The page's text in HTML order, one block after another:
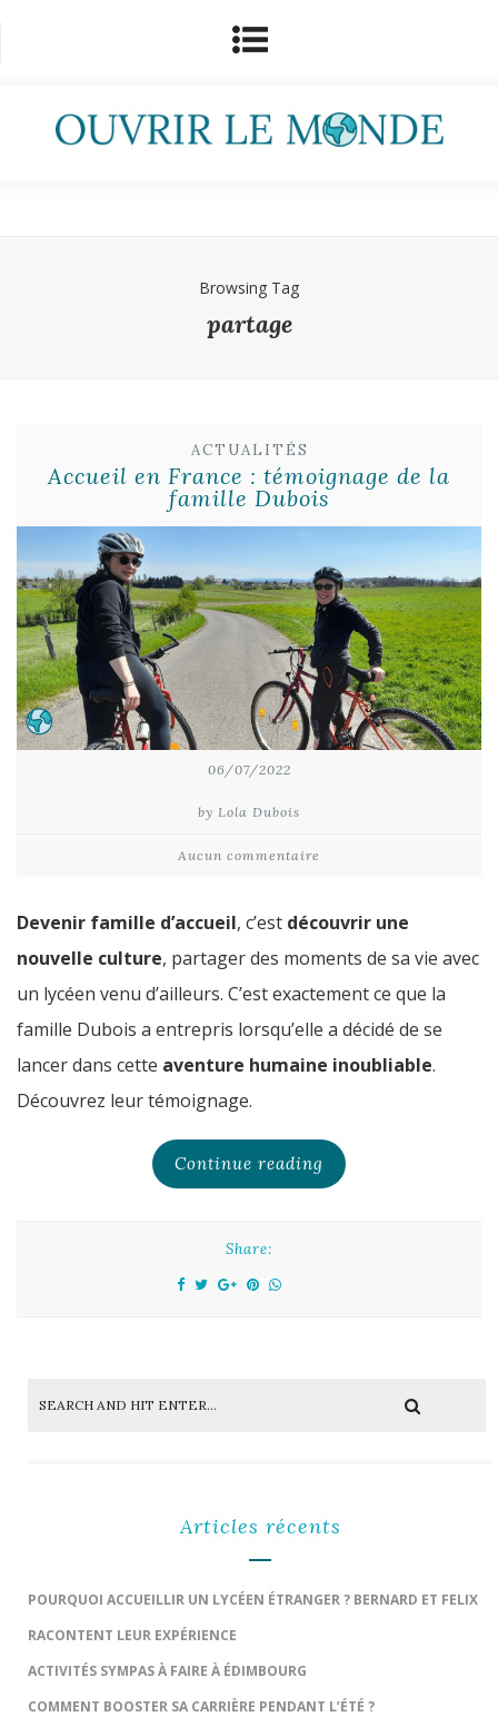
Browsing Tag
partage
ACTUALITÉS
Accueil en France : témoignage de la
famille Dubois
06/07/2022
by Lola Dubois
Aucun commentaire
Devenir famille d’accueil, c’est découvrir une
nouvelle culture, partager des moments de sa vie avec
un lycéen venu d’ailleurs. C’est exactement ce que la
famille Dubois a entrepris lorsqu’elle a décidé de se
lancer dans cette aventure humaine inoubliable.
Découvrez leur témoignage.
Continue reading
Share:
Articles récents
POURQUOI ACCUEILLIR UN LYCÉEN ÉTRANGER ? BERNARD ET FELIX
RACONTENT LEUR EXPÉRIENCE
ACTIVITÉS SYMPAS À FAIRE À ÉDIMBOURG
COMMENT BOOSTER SA CARRIÈRE PENDANT L’ÉTÉ ?